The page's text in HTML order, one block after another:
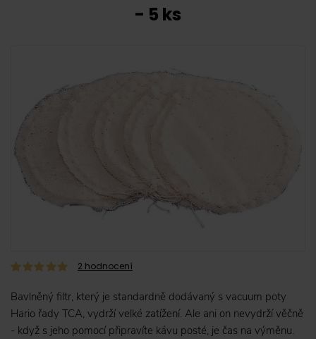
- 5 ks
2 hodnocení
Bavlněný filtr, který je standardně dodávaný s vacuum poty
Hario řady TCA, vydrží velké zatížení. Ale ani on nevydrží věčně
- když s jeho pomocí připravíte kávu posté, je čas na výměnu.